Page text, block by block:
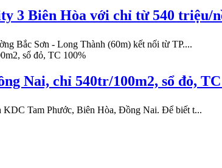
3 Biên Hòa với chỉ từ 540 triệu/
Bắc Sơn - Long Thành (60m) kết nối từ TP....
Nai, chỉ 540tr/100m2, sổ đỏ,
KDC Tam Phước, Biên Hòa, Đồng Nai. Để biết t...